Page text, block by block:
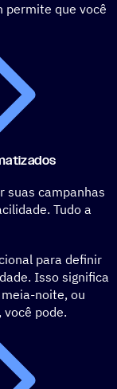
permite que você
suas campanhas
Tudo a
para definir
Isso significa
noite, ou
pode.